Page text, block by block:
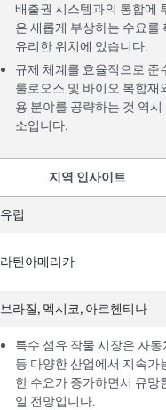
배출권 시스템과의 통합에
은 새롭게 부상하는 수요를
유리한 위치에 있습니다.
규제 체계를 효율적으로 준
룰로오스 및 바이오 복합재
용 분야를 공략하는 것 역
소입니다.
지역 인사이트
유럽
라틴아메리카
브라질, 멕시코, 아르헨티나
특수 섬유 작물 시장은 자동
등 다양한 산업에서 지속가
한 수요가 증가하면서 유망
일 전망입니다.